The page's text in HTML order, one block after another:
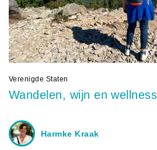
Verenigde Staten
Wandelen, wijn en
Harmke Kraak